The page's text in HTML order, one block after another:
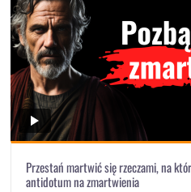
Przestań martwić się rzeczami, na
antidotum na zmartwienia